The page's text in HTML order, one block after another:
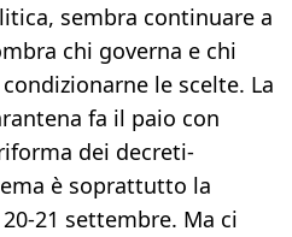
sembra continuare a
chi governa e chi
le scelte. La
fa il paio con
dei decreti-
è soprattutto la
21 settembre. Ma ci